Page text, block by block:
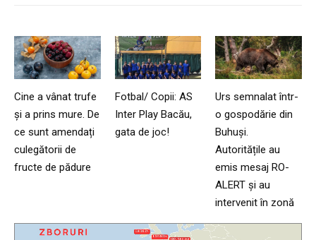
Cine a vânat trufe
și a prins mure. De
ce sunt amendați
culegătorii de
fructe de pădure
Fotbal/ Copii: AS
Inter Play Bacău,
gata de joc!
Urs semnalat într-
o gospodărie din
Buhuși.
Autoritățile au
emis mesaj RO-
ALERT și au
intervenit în zonă